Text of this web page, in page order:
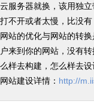
云服务器就换，该用独
打不开或者太慢，比没有
网站的优化与网站的转
户来到你的网站，没有
么样去构建，怎么样去设
网站建设详情： http://